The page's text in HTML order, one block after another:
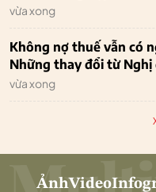
vừa xong
Không nợ thuế vẫn có
Những thay đổi từ Nghị
vừa xong
ẢnhVideo